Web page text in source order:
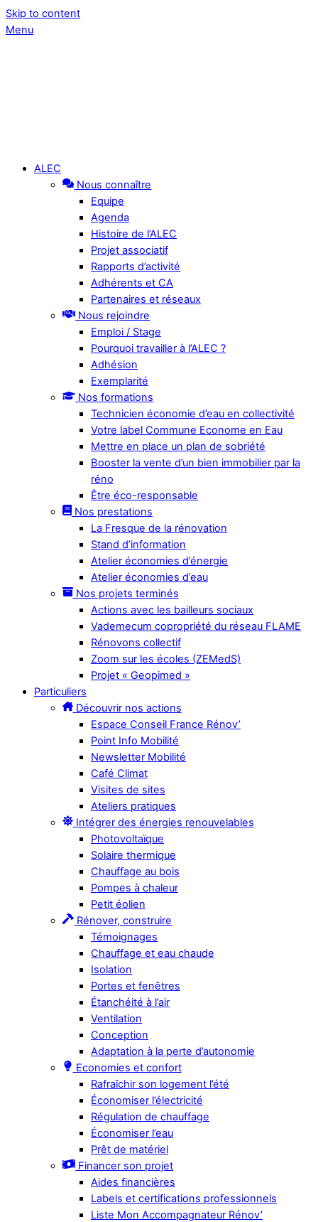
Skip to content
Menu
ALEC
Nous connaître
Equipe
Agenda
Histoire de l’ALEC
Projet associatif
Rapports d’activité
Adhérents et CA
Partenaires et réseaux
Nous rejoindre
Emploi / Stage
Pourquoi travailler à l’ALEC ?
Adhésion
Exemplarité
Nos formations
Technicien économie d’eau en collectivité
Votre label Commune Econome en Eau
Mettre en place un plan de sobriété
Booster la vente d’un bien immobilier par la
réno
Être éco-responsable
Nos prestations
La Fresque de la rénovation
Stand d’information
Atelier économies d’énergie
Atelier économies d’eau
Nos projets terminés
Actions avec les bailleurs sociaux
Vademecum copropriété du réseau FLAME
Rénovons collectif
Zoom sur les écoles (ZEMedS)
Projet « Geopimed »
Particuliers
Découvrir nos actions
Espace Conseil France Rénov’
Point Info Mobilité
Newsletter Mobilité
Café Climat
Visites de sites
Ateliers pratiques
Intégrer des énergies renouvelables
Photovoltaïque
Solaire thermique
Chauffage au bois
Pompes à chaleur
Petit éolien
Rénover, construire
Témoignages
Chauffage et eau chaude
Isolation
Portes et fenêtres
Étanchéité à l’air
Ventilation
Conception
Adaptation à la perte d’autonomie
Economies et confort
Rafraîchir son logement l’été
Économiser l’électricité
Régulation de chauffage
Économiser l’eau
Prêt de matériel
Financer son projet
Aides financières
Labels et certifications professionnels
Liste Mon Accompagnateur Rénov’